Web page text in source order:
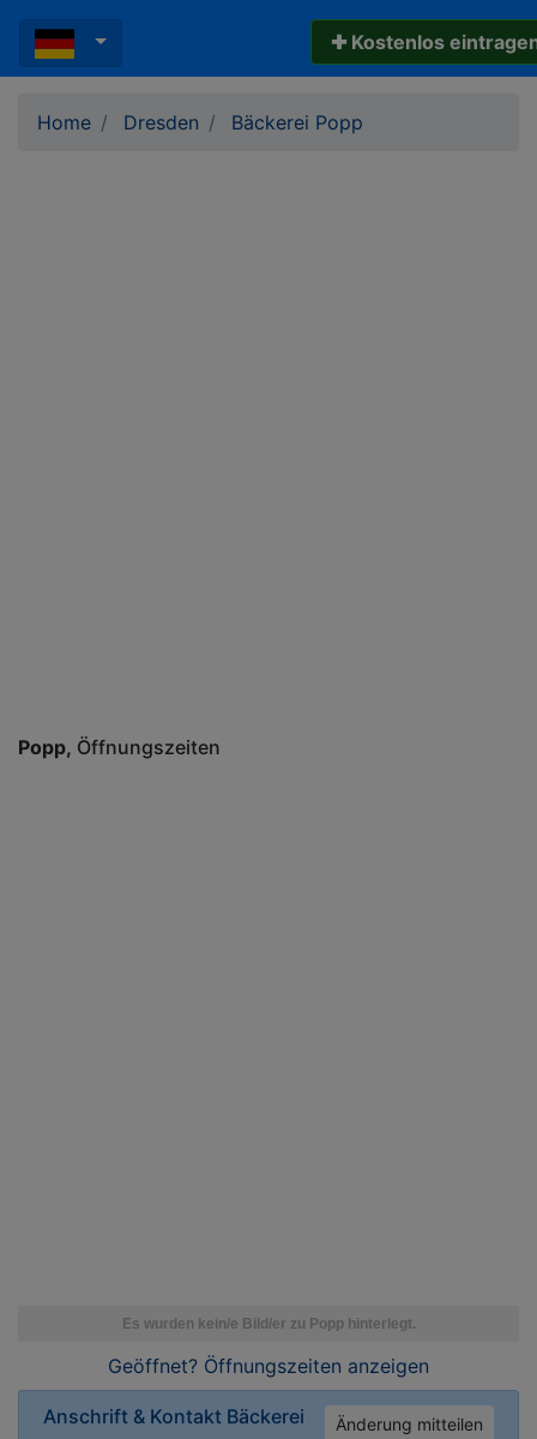
✚ Kostenlos
Home Dresden Bäckerei Popp
Popp Öffnungszeiten
Geöffnet? Öffnungszeiten anzeigen
Anschrift & Kontakt Bäckerei Änderung mitteilen